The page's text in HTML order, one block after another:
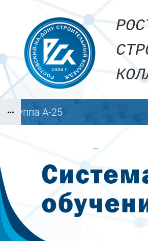
Перейти к основному содержанию
Группа А-25